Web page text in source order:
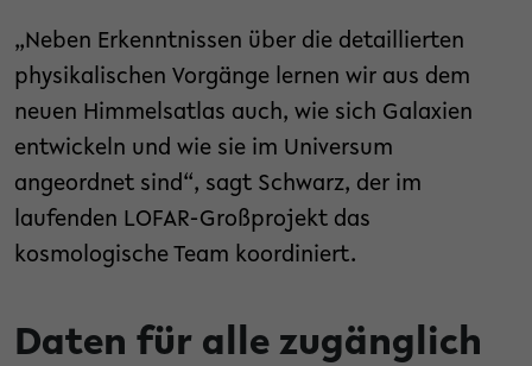
„Neben Erkenntnissen über die detaillierten
physikalischen Vorgänge lernen wir aus dem
neuen Himmelsatlas auch, wie sich Galaxien
entwickeln und wie sie im Universum
angeordnet sind“, sagt Schwarz, der im
laufenden LOFAR-Großprojekt das
kosmologische Team koordiniert.
Daten für alle zugänglich